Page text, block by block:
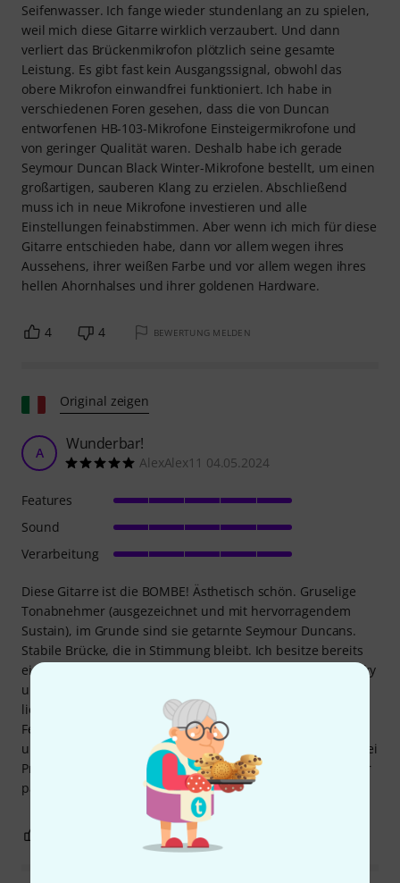
Seifenwasser. Ich fange wieder stundenlang an zu spielen,
weil mich diese Gitarre wirklich verzaubert. Und dann
verliert das Brückenmikrofon plötzlich seine gesamte
Leistung. Es gibt fast kein Ausgangssignal, obwohl das
obere Mikrofon einwandfrei funktioniert. Ich habe in
verschiedenen Foren gesehen, dass die von Duncan
entworfenen HB-103-Mikrofone Einsteigermikrofone und
von geringer Qualität waren. Deshalb habe ich gerade
Seymour Duncan Black Winter-Mikrofone bestellt, um einen
großartigen, sauberen Klang zu erzielen. Abschließend
muss ich in neue Mikrofone investieren und alle
Einstellungen feinabstimmen. Aber wenn ich mich für diese
Gitarre entschieden habe, dann vor allem wegen ihres
Aussehens, ihrer weißen Farbe und vor allem wegen ihres
hellen Ahornhalses und ihrer goldenen Hardware.
4 4 BEWERTUNG MELDEN
Original zeigen
A Wunderbar!
AlexAlex11 04.05.2024
Diese Gitarre ist die BOMBE! Ästhetisch schön. Gruselige
Tonabnehmer (ausgezeichnet und mit hervorragendem
Sustain), im Grunde sind sie getarnte Seymour Duncans.
Stabile Brücke, die in Stimmung bleibt. Ich besitze bereits
einen anderen Soloist (ein anderes Modell) und einen Dinky
und kann sagen, dass zwischen den beiden Typen Welten
liegen. Die Solisten sind perfekt – die Dinkys sind voller
Fehler. Wenn Sie unentschlossen sind, holen Sie sich
unverzüglich einen Solisten – wer weiß, warum Jackson zwei
Produkte so unterschiedlich behandelt. (oder ist es nur mir
passiert?)
Features
Sound
Verarbeitung
BEWERTUNG MELDEN